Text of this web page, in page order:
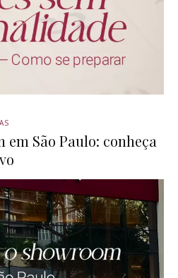
em São Paulo: conheça